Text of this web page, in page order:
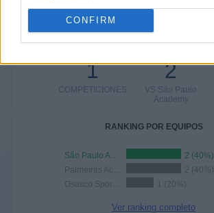
CONFIRM
2 partidos de visitante
2
VS São Paulo
Academy
1
COMPETICIONES
RANKING POR EQUIPOS
São Paulo Academy
2 (40%)
2 (40%)
1 (20%)
Ver ranking completo